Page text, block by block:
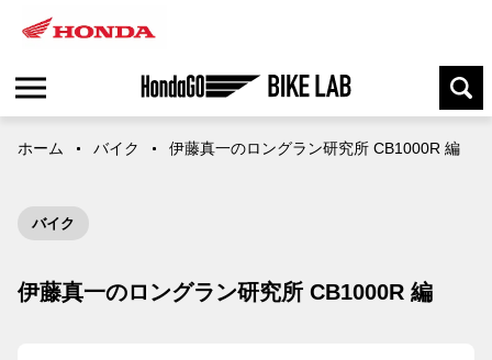
ホーム バイク 伊藤真一のロングラン研究所 CB1000R 編
バイク
伊藤真一のロングラン研究所 CB1000R 編